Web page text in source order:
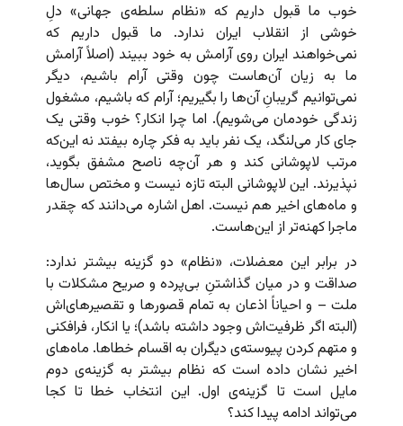
خوب ما قبول داریم که «نظام سلطه‌ی جهانی» دلِ
خوشی از انقلاب ایران ندارد. ما قبول داریم که
نمی‌خواهند ایران روی آرامش به خود ببیند (اصلاً آرامش
ما به زیان آن‌هاست چون وقتی آرام باشیم، دیگر
نمی‌توانیم گریبانِ آن‌ها را بگیریم؛ آرام که باشیم، مشغول
زندگی خودمان می‌شویم). اما چرا انکار؟ خوب وقتی یک
جای کار می‌لنگد، یک نفر باید به فکر چاره بیفتد نه این‌که
مرتب لاپوشانی کند و هر آن‌چه ناصح مشفق بگوید،
نپذیرند. این لاپوشانی البته تازه نیست و مختص سال‌ها
و ماه‌های اخیر هم نیست. اهل اشاره می‌دانند که چقدر
ماجرا کهنه‌تر از این‌هاست.
در برابر این معضلات، «نظام» دو گزینه بیشتر ندارد:
صداقت و در میان گذاشتنِ بی‌پرده و صریح مشکلات با
ملت – و احیاناً اذعان به تمام قصورها و تقصیرهای‌اش
(البته اگر ظرفیت‌اش وجود داشته باشد)؛ یا انکار، فرافکنی
و متهم کردن پیوسته‌ی دیگران به اقسام خطاها. ماه‌های
اخیر نشان داده است که نظام بیشتر به گزینه‌ی دوم
مایل است تا گزینه‌ی اول. این انتخاب خطا تا کجا
می‌تواند ادامه پیدا کند؟